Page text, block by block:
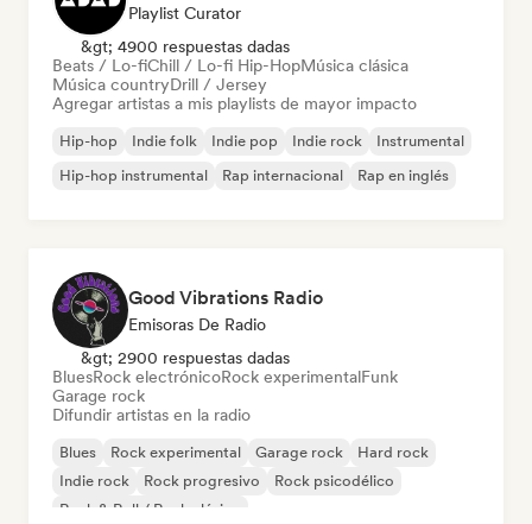
Playlist Curator
&gt; 4900 respuestas dadas
Beats / Lo-fiChill / Lo-fi Hip-HopMúsica clásica
Música countryDrill / Jersey
Agregar artistas a mis playlists de mayor impacto
Hip-hop Indie folk Indie pop Indie rock
Instrumental
Hip-hop instrumental
Rap internacional Rap en inglés
Good Vibrations Radio
Emisoras De Radio
&gt; 2900 respuestas dadas
BluesRock electrónicoRock experimentalFunk
Garage rock
Difundir artistas en la radio
Blues Rock experimental Garage rock
Hard rock
Indie rock
Rock progresivo
Rock psicodélico
Rock & Roll / Rock clásico